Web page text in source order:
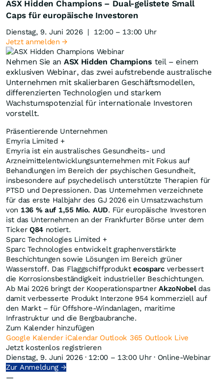
ASX Hidden Champions – Dual-gelistete Small
Caps für europäische Investoren
Dienstag, 9. Juni 2026 | 12:00 – 13:00 Uhr
Jetzt anmelden →
Nehmen Sie an ASX Hidden Champions teil – einem
exklusiven Webinar, das zwei aufstrebende australische
Unternehmen mit skalierbaren Geschäftsmodellen,
differenzierten Technologien und starkem
Wachstumspotenzial für internationale Investoren
vorstellt.
Präsentierende Unternehmen
Emyria Limited +
Emyria ist ein australisches Gesundheits- und
Arzneimittelentwicklungsunternehmen mit Fokus auf
Behandlungen im Bereich der psychischen Gesundheit,
insbesondere auf psychedelisch unterstützte Therapien für
PTSD und Depressionen. Das Unternehmen verzeichnete
für das erste Halbjahr des GJ 2026 ein Umsatzwachstum
von 136 % auf 1,55 Mio. AUD. Für europäische Investoren
ist das Unternehmen an der Frankfurter Börse unter dem
Ticker Q84 notiert.
Sparc Technologies Limited +
Sparc Technologies entwickelt graphenverstärkte
Beschichtungen sowie Lösungen im Bereich grüner
Wasserstoff. Das Flaggschiffproduktecosparcverbessert
die Korrosionsbeständigkeit industrieller Beschichtungen.
Ab Mai 2026 bringt der KooperationspartnerAkzoNobeldas
damit verbesserte Produkt Interzone 954 kommerziell auf
den Markt – für Offshore-Windanlagen, maritime
Infrastruktur und die Bergbaubranche.
Zum Kalender hinzufügen
Google Kalender iCalendar Outlook 365 Outlook Live
Jetzt kostenlos registrieren
Dienstag, 9. Juni 2026 · 12:00 – 13:00 Uhr · Online-Webinar
Zur Anmeldung →
—